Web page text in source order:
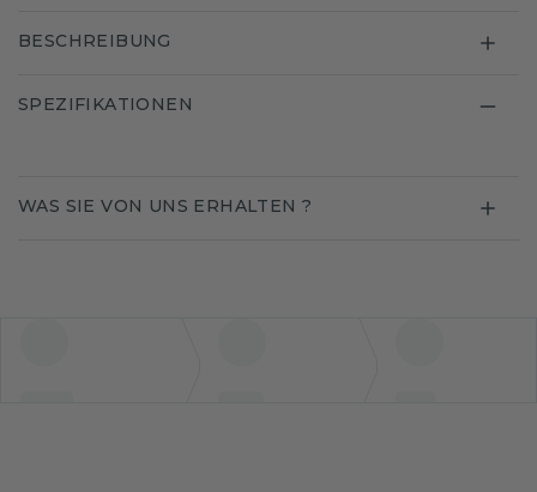
BESCHREIBUNG
SPEZIFIKATIONEN
WAS SIE VON UNS ERHALTEN ?